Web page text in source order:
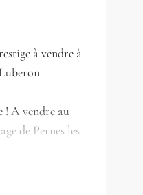
à vendre à
! A vendre au
de Pernes les
siècle